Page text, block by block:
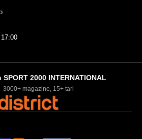
SPORT 2000 INTERNATIONAL
3000+ magazine, 15+ tari